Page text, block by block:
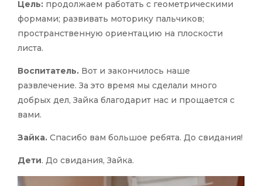
Цель: продолжаем работать с геометрическими
формами; развивать моторику пальчиков;
пространственную ориентацию на плоскости
листа.
Воспитатель. Вот и закончилось наше
развлечение. За это время мы сделали много
добрых дел, Зайка благодарит нас и прощается с
вами.
Зайка. Спасибо вам большое ребята. До свидания!
Дети. До свидания, Зайка.